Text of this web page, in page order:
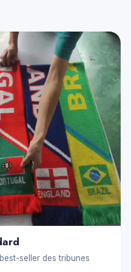
seller des tribunes